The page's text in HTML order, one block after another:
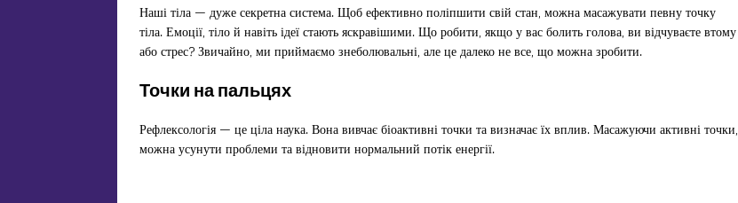
Наші тіла — дуже секретна система. Щоб ефективно поліпшити свій стан, можна масажувати певну точку
тіла. Емоції, тіло й навіть ідеї стають яскравішими. Що робити, якщо у вас болить голова, ви відчуваєте втому
або стрес? Звичайно, ми приймаємо знеболювальні, але це далеко не все, що можна зробити.
Точки на пальцях
Рефлексологія — це ціла наука. Вона вивчає біоактивні точки та визначає їх вплив. Масажуючи активні точки,
можна усунути проблеми та відновити нормальний потік енергії.